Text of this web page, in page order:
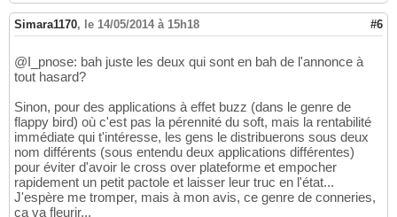
Simara1170, le 14/05/2014 à 15h18 #6
@I_pnose: bah juste les deux qui sont en bah de l'annonce à
tout hasard?
Sinon, pour des applications à effet buzz (dans le genre de
flappy bird) où c'est pas la pérennité du soft, mais la rentabilité
immédiate qui t'intéresse, les gens le distribuerons sous deux
nom différents (sous entendu deux applications différentes)
pour éviter d'avoir le cross over plateforme et empocher
rapidement un petit pactole et laisser leur truc en l'état...
J'espère me tromper, mais à mon avis, ce genre de conneries,
ça va fleurir...